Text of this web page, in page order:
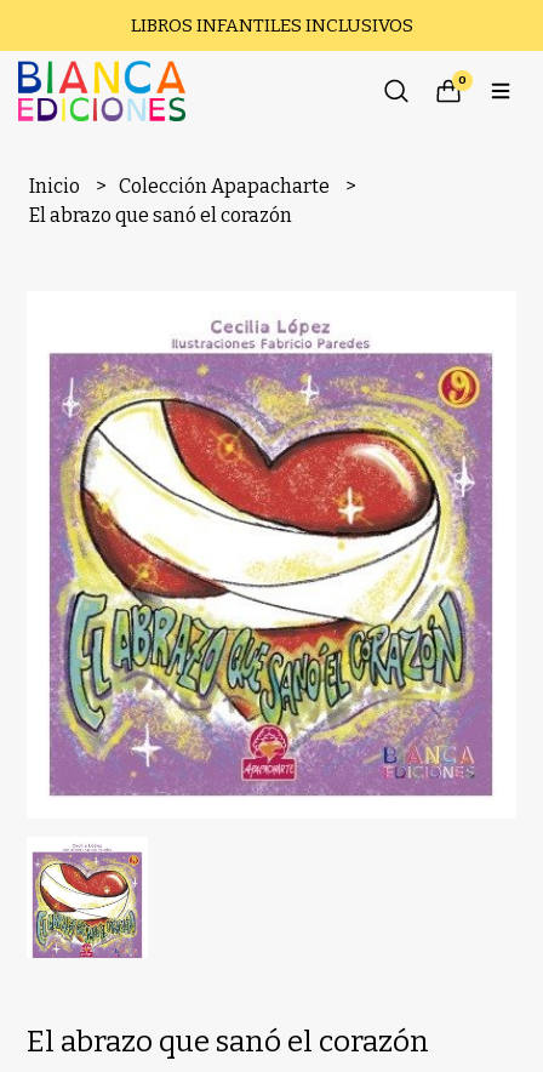
LIBROS INFANTILES INCLUSIVOS
0
Inicio
Colección Apapacharte
El abrazo que sanó el corazón
El abrazo que sanó el corazón